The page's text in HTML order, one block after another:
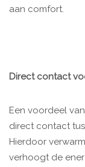
aan comfort.
Direct contact
Een voordeel
direct contact
Hierdoor
verhoogt de